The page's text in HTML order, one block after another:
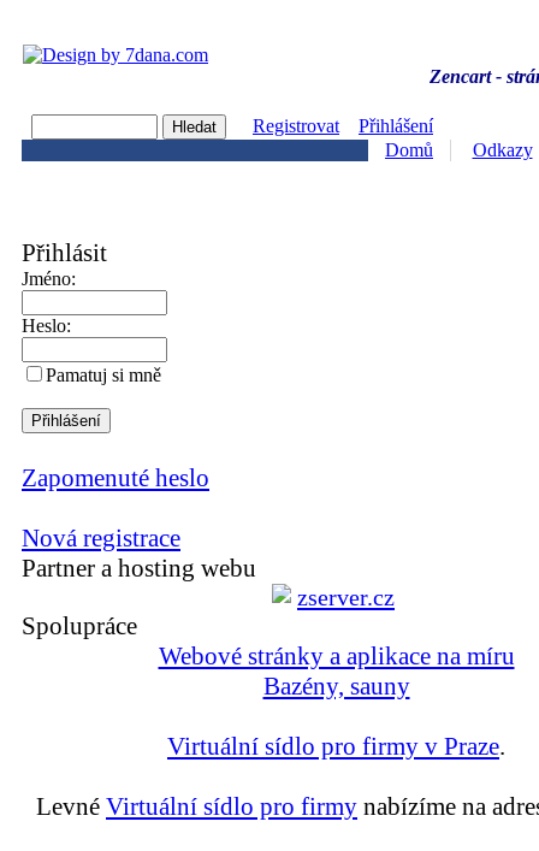
Zencart -
Registrovat
Přihlášení
Domů
Odkazy
Přihlásit
Jméno:
Heslo:
Pamatuj si mně
Zapomenuté heslo
Nová registrace
Partner a hosting webu
Spolupráce
Webové stránky a aplikace na míru
Bazény, sauny
Virtuální sídlo pro firmy v Praze.
Levné Virtuální sídlo pro firmy nabízíme na